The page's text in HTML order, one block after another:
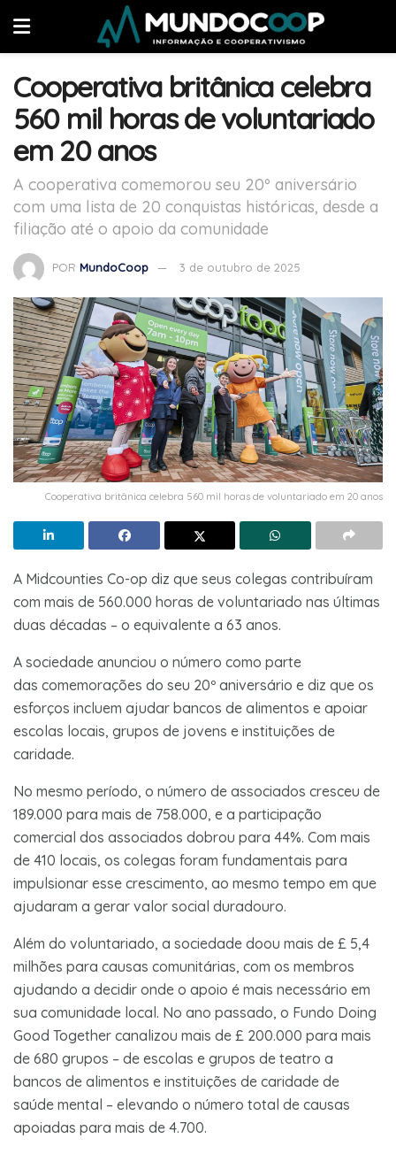
Cooperativa britânica celebra
560 mil horas de voluntariado
em 20 anos
A cooperativa comemorou seu 20º aniversário
com uma lista de 20 conquistas históricas, desde a
filiação até o apoio da comunidade
POR MundoCoop 3 de outubro de 2025
Cooperativa britânica celebra 560 mil horas de voluntariado em 20 anos
A Midcounties Co-op diz que seus colegas contribuíram
com mais de 560.000 horas de voluntariado nas últimas
duas décadas – o equivalente a 63 anos.
A sociedade anunciou o número como parte
das comemorações do seu 20º aniversário e diz que os
esforços incluem ajudar bancos de alimentos e apoiar
escolas locais, grupos de jovens e instituições de
caridade.
No mesmo período, o número de associados cresceu de
189.000 para mais de 758.000, e a participação
comercial dos associados dobrou para 44%. Com mais
de 410 locais, os colegas foram fundamentais para
impulsionar esse crescimento, ao mesmo tempo em que
ajudaram a gerar valor social duradouro.
Além do voluntariado, a sociedade doou mais de £ 5,4
milhões para causas comunitárias, com os membros
ajudando a decidir onde o apoio é mais necessário em
sua comunidade local. No ano passado, o Fundo Doing
Good Together canalizou mais de £ 200.000 para mais
de 680 grupos – de escolas e grupos de teatro a
bancos de alimentos e instituições de caridade de
saúde mental – elevando o número total de causas
apoiadas para mais de 4.700.